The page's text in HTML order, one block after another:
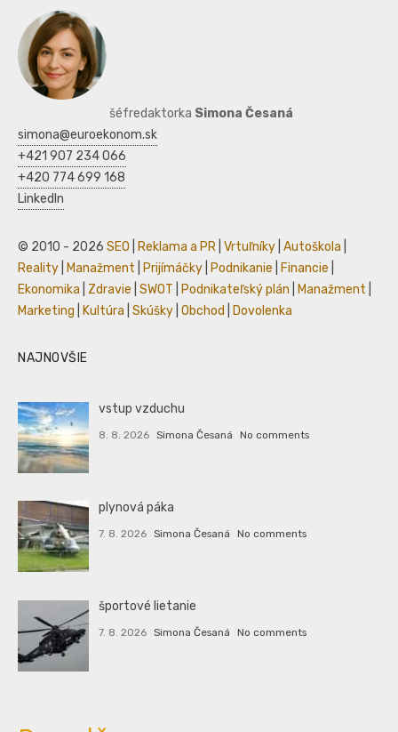
šéfredaktorka Simona Česaná
simona@euroekonom.sk
+421 907 234 066
+420 774 699 168
LinkedIn
© 2010 - 2026 SEO Reklama a PR Vrtuľníky Autoškola
Reality
Manažment Prijímáčky Podnikanie Financie
Ekonomika
Zdravie SWOT Podnikateľský plán Manažment
Marketing
Kultúra Skúšky Obchod Dovolenka
NAJNOVŠIE
vstup vzduchu
8. 8. 2026 Simona Česaná No comments
plynová páka
7. 8. 2026 Simona Česaná No comments
športové lietanie
7. 8. 2026 Simona Česaná No comments